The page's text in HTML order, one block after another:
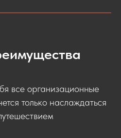
все организационные
только наслаждаться